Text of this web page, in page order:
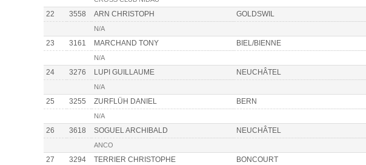
22 3558 ARN CHRISTOPH GOLDSWIL
N/A
23 3161 MARCHAND TONY BIEL/BIENNE
N/A
24 3276 LUPI GUILLAUME NEUCHÂTEL
N/A
25 3255 ZURFLÜH DANIEL BERN
N/A
26 3618 SOGUEL ARCHIBALD NEUCHÂTEL
ANCO
27 3294 TERRIER CHRISTOPHE BONCOURT